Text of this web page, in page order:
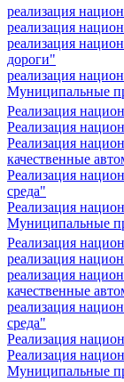
реализация
реализация
реализация
дороги"
реализация
Муниципальные
Реализация
Реализация
Реализация
качественные
Реализация
среда"
Реализация
Муниципальные
Реализация
реализация
реализация
качественные
реализация
среда"
Реализация
Реализация
Муниципальные